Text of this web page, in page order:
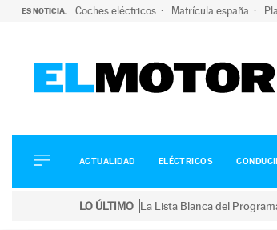
ES NOTICIA: Coches eléctricos Matrícula españa
ELÉCTRICOS
CONDUCIR
ACTUALIDAD ELÉCTRICOS
LO ÚLTIMO La Lista Blanca del